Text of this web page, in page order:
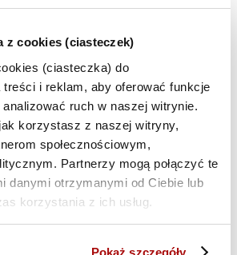
z cookies (ciasteczek)
(ciasteczka) do
treści i reklam, aby oferować funkcje
analizować ruch w naszej witrynie.
korzystasz z naszej witryny,
społecznościowym,
Partnerzy mogą połączyć te
danymi otrzymanymi od Ciebie lub
korzystania z ich usług.
Pokaż szczegóły
po
i
Basic | J.Spytek | 29.07-07.08
09:45-7 sierpnia 2024 @ 12:30
Następny dzień